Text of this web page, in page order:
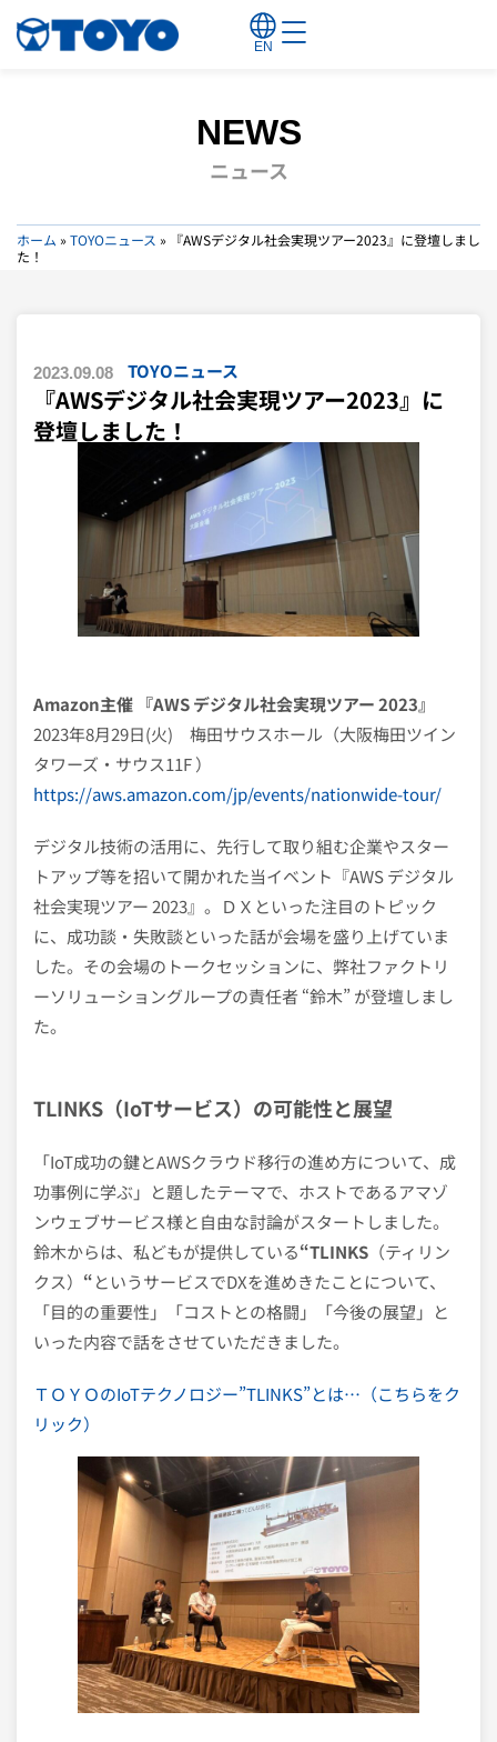
EN
NEWS
ニュース
ホーム »TOYOニュース » 『AWSデジタル社会実現ツアー2023』に登壇しまし
た！
2023.09.08 TOYOニュース
『AWSデジタル社会実現ツアー2023』に
登壇しました！
Amazon主催 『AWS デジタル社会実現ツアー 2023』
2023年8月29日(火) 梅田サウスホール（大阪梅田ツイン
タワーズ・サウス11F ）
https://aws.amazon.com/jp/events/nationwide-tour/
デジタル技術の活用に、先行して取り組む企業やスター
トアップ等を招いて開かれた当イベント『AWS デジタル
社会実現ツアー 2023』。ＤＸといった注目のトピック
に、成功談・失敗談といった話が会場を盛り上げていま
した。その会場のトークセッションに、弊社ファクトリ
ーソリューショングループの責任者 “鈴木” が登壇しまし
た。
TLINKS（IoTサービス）の可能性と展望
「IoT成功の鍵とAWSクラウド移行の進め方について、成
功事例に学ぶ」と題したテーマで、ホストであるアマゾ
ンウェブサービス様と自由な討論がスタートしました。
鈴木からは、私どもが提供している“TLINKS （ティリン
クス） “というサービスでDXを進めきたことについて、
「目的の重要性」「コストとの格闘」「今後の展望」と
いった内容で話をさせていただきました。
ＴＯＹＯのIoTテクノロジー”TLINKS”とは…（こちらをク
リック）